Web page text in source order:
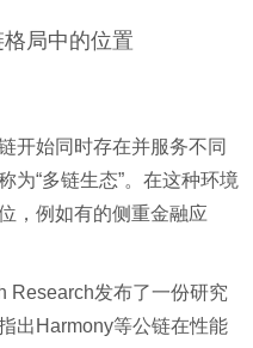
局中的位置
开始同时存在并服务不同
为“多链生态”。在这种环境
，例如有的侧重金融应
Research发布了一份研究
出Harmony等公链在性能